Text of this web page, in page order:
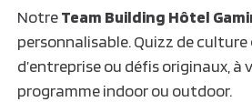
NotreTeam Building Hôtel
personnalisable. Quizz de culture
d’entreprise ou défis originaux, à
programme indoor ou outdoor.